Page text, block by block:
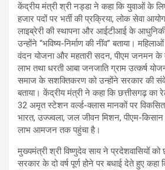
केंद्रीय मंत्री श्री नड्डा ने कहा कि युवाओं के लिए
हजार पदों पर भर्ती की प्रक्रिया, लोक सेवा आयोग
लाइब्रेरी की स्थापना और आईटीआई के
उन्होंने “भविष्य-निर्माण की नींव” बताया।
वंदन योजना और महतारी सदन, पीएम जनमन के
लाभ तथा धरती आबा जनजाति ग्राम उत्कर्ष
समाज के सशक्तिकरण को उन्होंने सरकार की
बताया। केंद्रीय मंत्री ने कहा कि छत्तीसगढ़ का
32 अमृत स्टेशन वर्ल्ड-क्लास मानकों पर
भारत, उज्ज्वला, जल जीवन मिशन, पीएम-
लाभ आमजन तक पहुंचा है।
मुख्यमंत्री श्री विष्णुदेव साय ने प्रदेशवासियों को
सरकार के दो वर्ष पूर्ण होने पर बधाई देते हुए